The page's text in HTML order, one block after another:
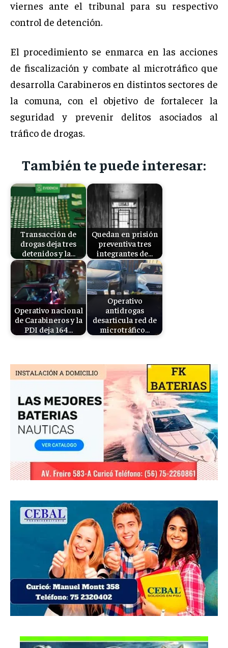
viernes ante el tribunal para su respectivo
control de detención.
El procedimiento se enmarca en las acciones
de fiscalización y combate al microtráfico que
desarrolla Carabineros en distintos sectores de
la comuna, con el objetivo de fortalecer la
seguridad y prevenir delitos asociados al
tráfico de drogas.
También te puede interesar:
Transacción de
drogas deja tres
detenidos y la…
Quedan en prisión
preventiva tres
integrantes de…
Operativo nacional
de Carabineros y la
PDI deja 164…
Operativo
antidrogas
desarticula red de
microtráfico…